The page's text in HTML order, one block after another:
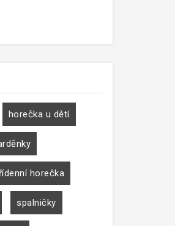
horečka u dětí
horečka
spalničky